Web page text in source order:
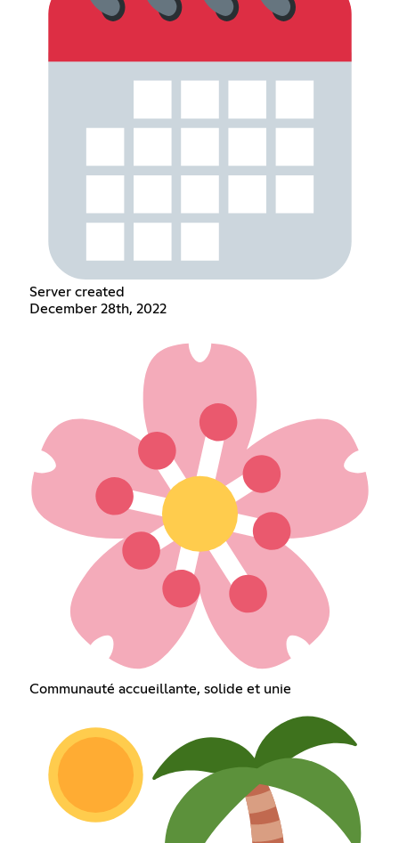
Server created
December 28th, 2022
Communauté accueillante, solide et unie